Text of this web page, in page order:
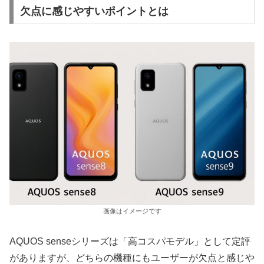
欠点に感じやすいポイントとは
画像はイメージです
AQUOS senseシリーズは「高コスパモデル」として定評
がありますが、どちらの機種にもユーザーが欠点と感じや